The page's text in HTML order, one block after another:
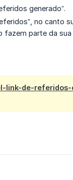
generado”.
no canto
fazem parte da sua
link-de-